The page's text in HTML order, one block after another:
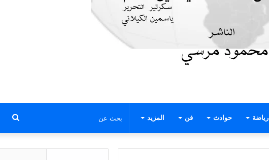
رياضة حوادث فن المزيد بحث
عن